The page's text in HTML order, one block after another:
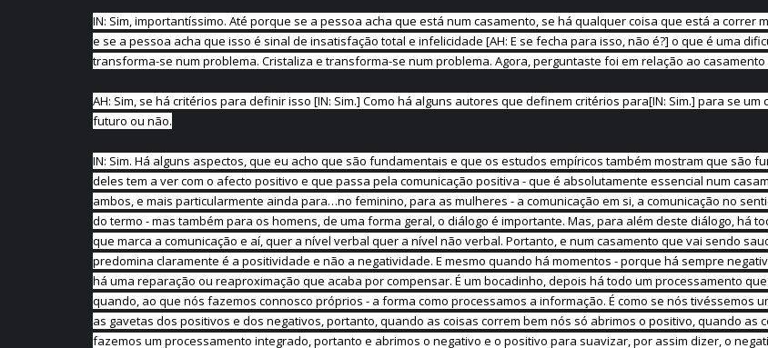
IN: Sim, importantíssimo. Até porque se a pessoa acha que está num casamento, se há qualquer coisa que está a correr
e se a pessoa acha que isso é sinal de insatisfação total e infelicidade [AH: E se fecha para isso, não é?] o que é uma
transforma-se num problema. Cristaliza e transforma-se num problema. Agora, perguntaste foi em relação ao
AH: Sim, se há critérios para definir isso [IN: Sim.] Como há alguns autores que definem critérios para[IN: Sim.] para se um
futuro ou não.
IN: Sim. Há alguns aspectos, que eu acho que são fundamentais e que os estudos empíricos também mostram que são
deles tem a ver com o afecto positivo e que passa pela comunicação positiva - que é absolutamente essencial num
ambos, e mais particularmente ainda para…no feminino, para as mulheres - a comunicação em si, a comunicação no
do termo - mas também para os homens, de uma forma geral, o diálogo é importante. Mas, para além deste diálogo, há
que marca a comunicação e aí, quer a nível verbal quer a nível não verbal. Portanto, e num casamento que vai sendo
predomina claramente é a positividade e não a negatividade. E mesmo quando há momentos - porque há sempre
há uma reparação ou reaproximação que acaba por compensar. É um bocadinho, depois há todo um processamento
quando, ao que nós fazemos connosco próprios - a forma como processamos a informação. É como se nós tivéssemos
as gavetas dos positivos e dos negativos, portanto, quando as coisas correm bem nós só abrimos o positivo, quando as
fazemos um processamento integrado, portanto e abrimos o negativo e o positivo para suavizar, por assim dizer, o